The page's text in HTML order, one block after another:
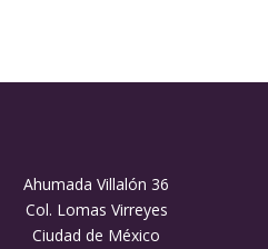
Ahumada Villalón 36
Col. Lomas Virreyes
Ciudad de México